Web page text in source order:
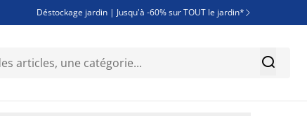
Déstockage jardin | Jusqu'à -60% sur TOUT le jardin* 
Découvrez les nouveautés de la collection 